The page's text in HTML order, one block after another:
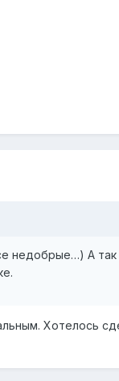
недобрые…) А
Хотелось